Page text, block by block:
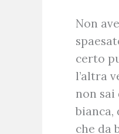
Non
certo
l’altra
non sai
bianca,
che da